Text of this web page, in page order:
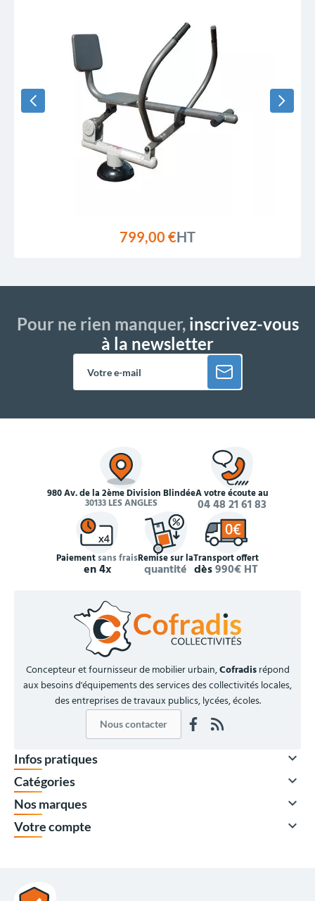
799,00 €HT
Pour ne rien manquer,inscrivez-vous
à la newsletter
980 Av. de la 2ème Division Blindée
30133 LES ANGLES
À votre écoute au
04 48 21 61 83
Paiementsans frais
en 4x
Remise sur la
quantité
Transport offert
dès990€ HT
Concepteur et fournisseur de mobilier urbain,Cofradisrépond
aux besoins d'équipements des services des collectivités locales,
des entreprises de travaux publics, lycées, écoles.
Nous contacter
Infos pratiques 
Catégories 
Nos marques 
Votre compte 